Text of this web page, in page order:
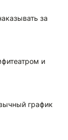
за
и
график